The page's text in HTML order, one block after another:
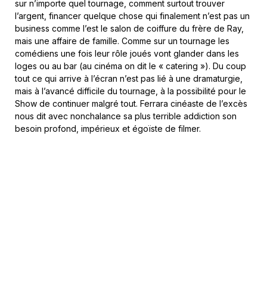
sur n’importe quel tournage, comment surtout trouver
l’argent, financer quelque chose qui finalement n’est pas un
business comme l’est le salon de coiffure du frère de Ray,
mais une affaire de famille. Comme sur un tournage les
comédiens une fois leur rôle joués vont glander dans les
loges ou au bar (au cinéma on dit le « catering »). Du coup
tout ce qui arrive à l’écran n’est pas lié à une dramaturgie,
mais à l’avancé difficile du tournage, à la possibilité pour le
Show de continuer malgré tout. Ferrara cinéaste de l’excès
nous dit avec nonchalance sa plus terrible addiction son
besoin profond, impérieux et égoïste de filmer.